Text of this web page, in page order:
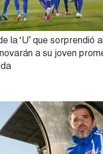
la ‘U’ que sorprendió al
a su joven